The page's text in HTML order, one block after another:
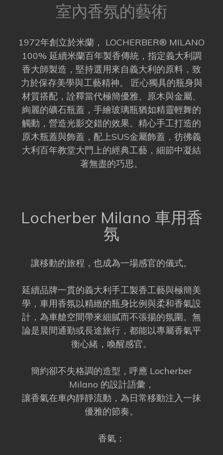
室內香氛的藝術
1972年創立於米蘭， LOCHERBER® MILANO
100% 延續米蘭百年製香傳統，指定義大利調
香大師製造，堅持選用來自義大利的原料，致
力於保存美學與工藝精神。 匠心獨具的瓶身與
材質搭配，詮釋當代極簡優雅、原木與金屬、
絢麗的礦石瓶蓋，手繪玻璃瓶猶如精靈輕舞的
觸動，營造光影交錯的效果。精心手工打造的
原木瓶蓋與飾蓋，配上SUS金屬飾蓋，彷彿義
大利百年教堂大門上的經典工藝，細節中凝結
著無盡的巧思。
Locherber Milano 車用香
氛
讓移動的旅程，也成為一場感官的儀式。
延續品牌一貫的義大利手工製香工藝與極簡美
學，車用香氛以精緻的瓶身比例與柔和香氣設
計，為車艙空間帶來細膩而不張揚的氛圍。無
論是晨間通勤或長途旅行，都能以專屬香氣平
衡心緒，喚醒感官。
簡約卻不失格調的造型，呼應 Locherber
Milano 的設計語彙，
讓香氣在車內靜靜流動，為日常移動注入一抹
優雅的節奏。
香氣：